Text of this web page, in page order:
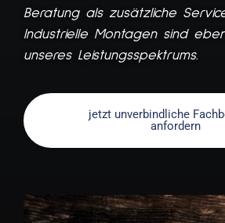
Beratung als zusätzliche
Industrielle Montagen sind
unseres Leistungsspektrums.
jetzt unverbindliche
anfordern